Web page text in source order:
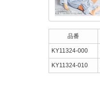
品番
KY11324-000
KY11324-010